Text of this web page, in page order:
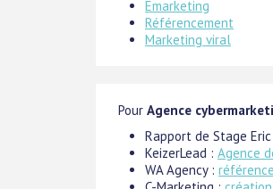
Emarketing
Référencement
Marketing viral
Pour Agence
Rapport de Stage
KeizerLead : Agence
WA Agency :